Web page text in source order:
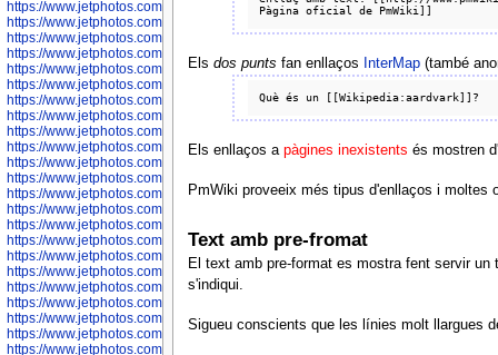
https://www.jetphotos.com/photographer/600649
https://www.jetphotos.com/photographer/600650
https://www.jetphotos.com/photographer/602889
https://www.jetphotos.com/photographer/602890
https://www.jetphotos.com/photographer/602891
https://www.jetphotos.com/photographer/602895
https://www.jetphotos.com/photographer/602897
https://www.jetphotos.com/photographer/602900
https://www.jetphotos.com/photographer/602904
https://www.jetphotos.com/photographer/602907
https://www.jetphotos.com/photographer/602913
https://www.jetphotos.com/photographer/602916
https://www.jetphotos.com/photographer/602918
https://www.jetphotos.com/photographer/602922
https://www.jetphotos.com/photographer/602923
https://www.jetphotos.com/photographer/602925
https://www.jetphotos.com/photographer/602926
https://www.jetphotos.com/photographer/600534
https://www.jetphotos.com/photographer/600535
https://www.jetphotos.com/photographer/600536
https://www.jetphotos.com/photographer/600538
https://www.jetphotos.com/photographer/600539
https://www.jetphotos.com/photographer/600540
Els dos punts fan enllaços InterMap(també
Els enllaços a pàgines inexistents és mostren
PmWiki proveeix més tipus d'enllaços i
Text amb pre-fromat
El text amb pre-format es mostra fent servir
s'indiqui.
Sigueu conscients que les línies molt llargues